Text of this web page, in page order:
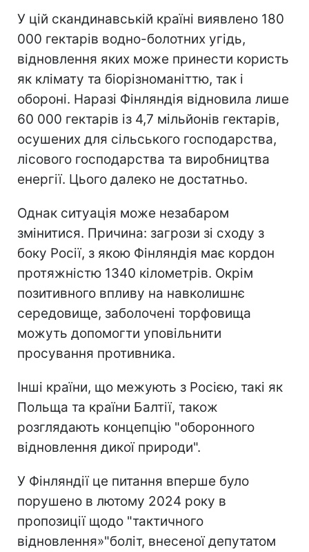
У цій скандинавській країні виявлено 180
000 гектарів водно-болотних угідь,
відновлення яких може принести користь
як клімату та біорізноманіттю, так і
обороні. Наразі Фінляндія відновила лише
60 000 гектарів із 4,7 мільйонів гектарів,
осушених для сільського господарства,
лісового господарства та виробництва
енергії. Цього далеко не достатньо.
Однак ситуація може незабаром
змінитися. Причина: загрози зі сходу з
боку Росії, з якою Фінляндія має кордон
протяжністю 1340 кілометрів. Окрім
позитивного впливу на навколишнє
середовище, заболочені торфовища
можуть допомогти уповільнити
просування противника.
Інші країни, що межують з Росією, такі як
Польща та країни Балтії, також
розглядають концепцію "оборонного
відновлення дикої природи".
У Фінляндії це питання вперше було
порушено в лютому 2024 року в
пропозиції щодо "тактичного
відновлення»"боліт, внесеної депутатом